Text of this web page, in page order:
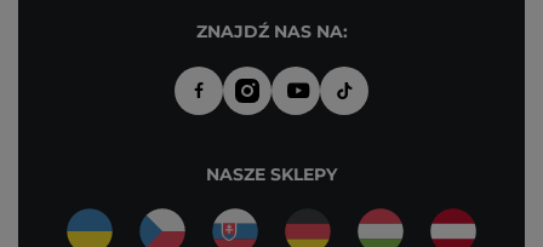
ZNAJDŹ NAS NA:
NASZE SKLEPY